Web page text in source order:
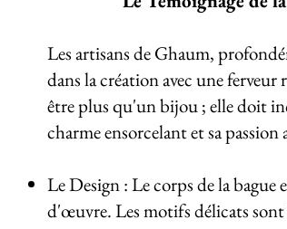
Les artisans de Ghaum,
dans la création avec une
être plus qu'un bijou ; elle doit
charme ensorcelant et sa passion
Le Design : Le corps de la bague
d'œuvre. Les motifs délicats sont